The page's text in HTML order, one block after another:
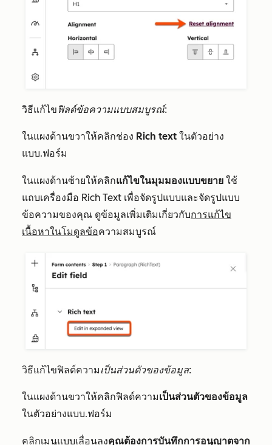
วิธีแก้ไข ฟิลด์ข้อความแบบสมบูรณ์:
ในแผงด้านขวาให้คลิกช่อง Rich text ในตัวอย่าง
แบบ.ฟอร์ม
ในแผงด้านซ้ายให้คลิกแก้ไขในมุมมองแบบขยาย ใช้
แถบเครื่องมือ Rich Text เพื่อจัดรูปแบบและจัดรูปแบบ
ข้อความของคุณ ดูข้อมูลเพิ่มเติมเกี่ยวกับการแก้ไข
เนื้อหาในโมดูลข้อความสมบูรณ์
วิธีแก้ไขฟิลด์ความเป็นส่วนตัวของข้อมูล:
ในแผงด้านขวาให้คลิกฟิลด์ความเป็นส่วนตัวของข้อมูล
ในตัวอย่างแบบ.ฟอร์ม
คลิกเมนูแบบเลื่อนลงคุณต้องการบันทึกการอนุญาตจาก